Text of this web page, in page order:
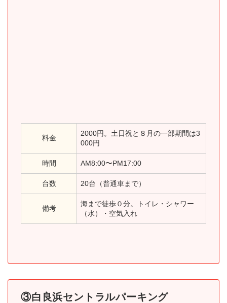
料金
2000円。土日祝と８月の一部期間は3
000円
時間 AM8:00〜PM17:00
台数 20台（普通車まで）
備考
海まで徒歩０分。トイレ・シャワー
（水）・空気入れ
③白良浜セントラルパーキング